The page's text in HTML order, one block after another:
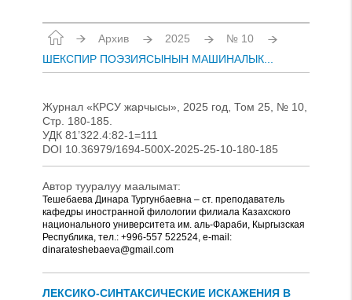
Архив 2025
№ 10
ШЕКСПИР ПОЭЗИЯСЫНЫН МАШИНАЛЫК...
Журнал «КРСУ жарчысы», 2025 год, Том 25, № 10,
Стр. 180-185.
УДК 81’322.4:82-1=111
DOI 10.36979/1694-500X-2025-25-10-180-185
Автор тууралуу маалымат:
Тешебаева Динара Тургунбаевна – ст. преподаватель
кафедры иностранной филологии филиала Казахского
национального университета им. аль-Фараби, Кыргызская
Республика, тел.: +996-557 522524, e-mail:
dinarateshebaeva@gmail.com
ЛЕКСИКО-СИНТАКСИЧЕСКИЕ ИСКАЖЕНИЯ В